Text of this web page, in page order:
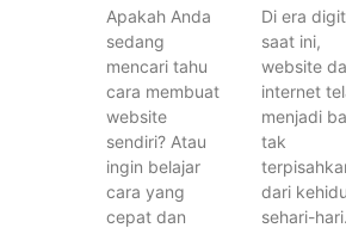
Apakah Anda
sedang
mencari tahu
cara membuat
website
sendiri? Atau
ingin belajar
cara yang
cepat dan
Di era
saat ini,
website
internet
menjadi
tak
dari
sehari-hari.